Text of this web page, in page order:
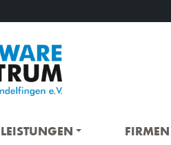
LEISTUNGEN FIRMEN